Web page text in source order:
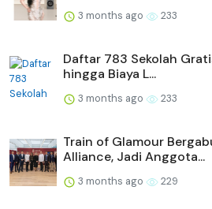
3 months ago 233
Daftar 783 Sekolah
hingga Biaya L...
3 months ago 233
Train of Glamour
Alliance, Jadi Anggota...
3 months ago 229